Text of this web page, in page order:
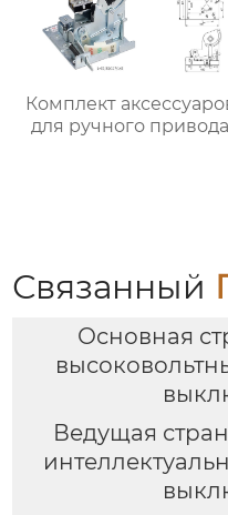
Комплект
для ручного привода
Связанный
Основная
Ведущая